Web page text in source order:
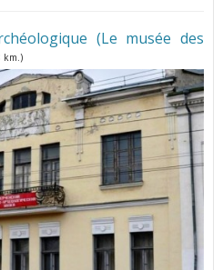
(Le musée des
km.)